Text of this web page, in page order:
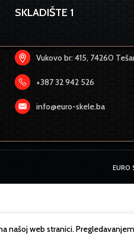
SKLADIŠTE 1
Vukovo br: 415, 74260
+387 32 942 526
info@euro-skele.ba
EURO
našoj web stranici.